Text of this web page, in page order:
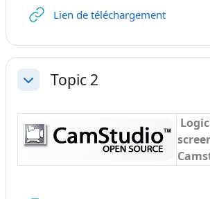
Lien de téléchargementURL
ColapsarTopic 2